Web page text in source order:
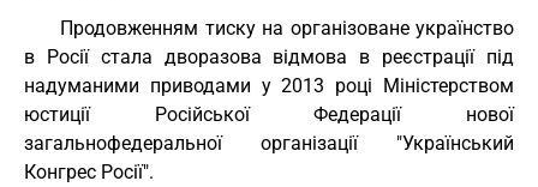
Продовженням тиску на організоване українство
в Росії стала дворазова відмова в реєстрації під
надуманими приводами у 2013 році Міністерством
юстиції Російської Федерації нової
загальнофедеральної організації "Український
Конгрес Росії".